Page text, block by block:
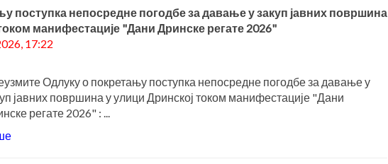
поступка непосредне погодбе за давање у закуп јавних површина
манифестације "Дани Дринске регате 2026"
17:22
Одлуку о покретању поступка непосредне погодбе за давање у
јавних површина у улици Дринској током манифестације "Дани
регате 2026" : ...